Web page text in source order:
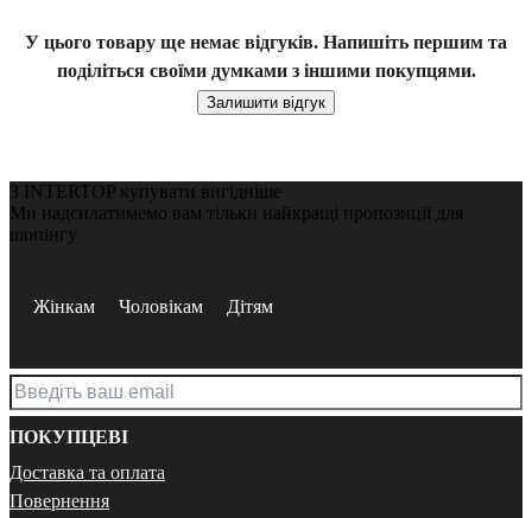
У цього товару ще немає відгуків. Напишіть першим та
поділіться своїми думками з іншими покупцями.
Залишити відгук
З INTERTOP купувати вигідніше
Ми надсилатимемо вам тільки найкращі пропозиції для
шопінгу
Жінкам Чоловікам Дітям
ПОКУПЦЕВІ
Доставка та оплата
Повернення